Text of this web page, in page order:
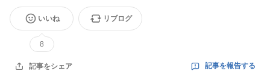
いいね
8
リブログ
記事をシェア 記事を報告する